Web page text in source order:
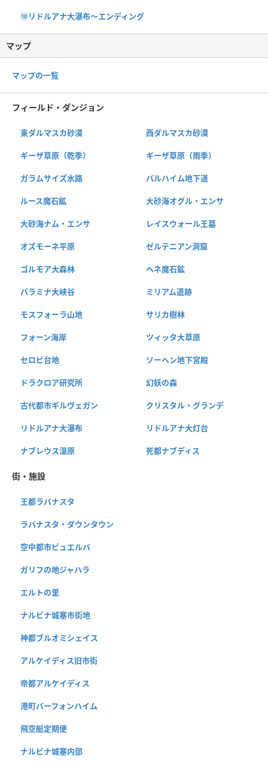
⑩リドルアナ大瀑布〜エンディング
マップ
マップの一覧
フィールド・ダンジョン
東ダルマスカ砂漠 西ダルマスカ砂漠
ギーザ草原（乾季） ギーザ草原（雨季）
ガラムサイズ水路 バルハイム地下道
ルース魔石鉱 大砂海オグル・エンサ
大砂海ナム・エンサ レイスウォール王墓
オズモーネ平原 ゼルテニアン洞窟
ゴルモア大森林 ヘネ魔石鉱
パラミナ大峡谷 ミリアム遺跡
モスフォーラ山地 サリカ樹林
フォーン海岸 ツィッタ大草原
セロビ台地 ソーヘン地下宮殿
ドラクロア研究所 幻妖の森
古代都市ギルヴェガン クリスタル・グランデ
リドルアナ大瀑布 リドルアナ大灯台
ナブレウス湿原 死都ナブディス
街・施設
王都ラバナスタ
ラバナスタ・ダウンタウン
空中都市ビュエルバ
ガリフの地ジャハラ
エルトの里
ナルビナ城塞市街地
神都ブルオミシェイス
アルケイディス旧市街
帝都アルケイディス
港町バーフォンハイム
飛空艇定期便
ナルビナ城塞内部